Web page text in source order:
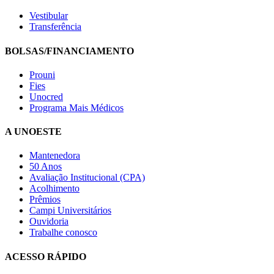
Vestibular
Transferência
BOLSAS/FINANCIAMENTO
Prouni
Fies
Unocred
Programa Mais Médicos
A UNOESTE
Mantenedora
50 Anos
Avaliação Institucional (CPA)
Acolhimento
Prêmios
Campi Universitários
Ouvidoria
Trabalhe conosco
ACESSO RÁPIDO